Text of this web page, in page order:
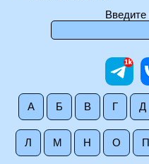
Введите
А Б В Г Д
Л М Н О П